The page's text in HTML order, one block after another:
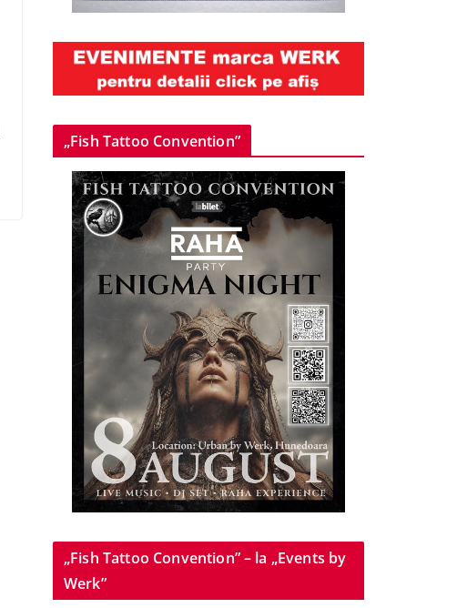
„Fish Tattoo Convention”
„Fish Tattoo Convention” – la „Events by
Werk”